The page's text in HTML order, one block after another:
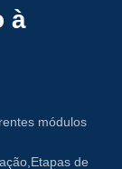
à
módulos
de